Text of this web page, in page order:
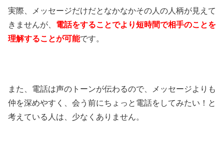
実際、メッセージだけだとなかなかその人の人柄が見えて
きませんが、 電話をすることでより短時間で相手のことを
理解することが可能です。
また、電話は声のトーンが伝わるので、メッセージよりも
仲を深めやすく、 会う前にちょっと電話をしてみたい！と
考えている人は、少なくありません。